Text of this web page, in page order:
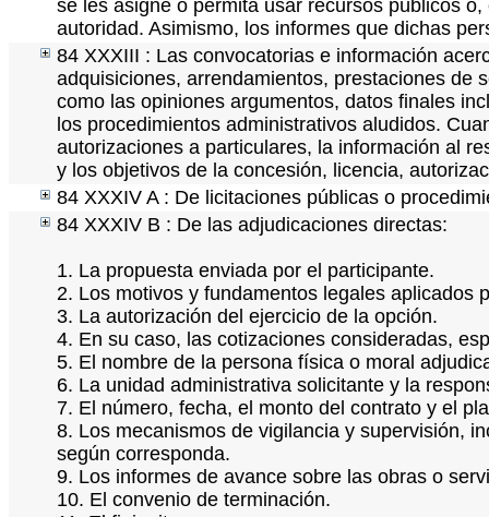
se les asigne o permita usar recursos públicos
autoridad. Asimismo, los informes que dichas
84 XXXIII : Las convocatorias e información
adquisiciones, arrendamientos, prestaciones de
como las opiniones argumentos, datos finales
los procedimientos administrativos aludidos.
autorizaciones a particulares, la información al
y los objetivos de la concesión, licencia,
84 XXXIV A : De licitaciones públicas o
84 XXXIV B : De las adjudicaciones directas:
1. La propuesta enviada por el participante.
2. Los motivos y fundamentos legales aplicados
3. La autorización del ejercicio de la opción.
4. En su caso, las cotizaciones consideradas,
5. El nombre de la persona física o moral
6. La unidad administrativa solicitante y la
7. El número, fecha, el monto del contrato y el
8. Los mecanismos de vigilancia y supervisión,
según corresponda.
9. Los informes de avance sobre las obras o
10. El convenio de terminación.